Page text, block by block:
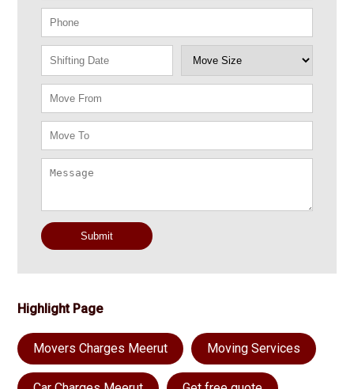
Highlight Page
Movers Charges Meerut Moving Services